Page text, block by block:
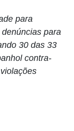
para
para
30 das 33
contra-